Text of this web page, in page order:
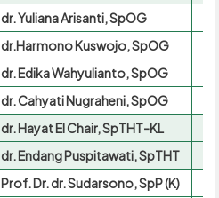
dr. Yuliana Arisanti, SpOG
dr.Harmono Kuswojo, SpOG
dr. Edika Wahyulianto, SpOG
dr. Cahyati Nugraheni, SpOG
dr. Hayat El Chair, SpTHT-KL
dr. Endang Puspitawati, SpTHT
Prof. Dr. dr. Sudarsono, SpP (K)